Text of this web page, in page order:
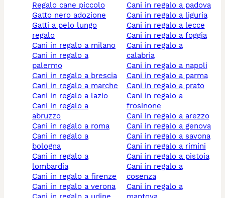
regalo cane piccolo
gatto nero adozione
gatti a pelo lungo
regalo
cani in regalo a milano
cani in regalo a
palermo
cani in regalo a brescia
cani in regalo a marche
cani in regalo a lazio
cani in regalo a
abruzzo
cani in regalo a roma
cani in regalo a
bologna
cani in regalo a
lombardia
cani in regalo a firenze
cani in regalo a verona
cani in regalo a padova
cani in regalo a liguria
cani in regalo a lecce
cani in regalo a foggia
cani in regalo a
calabria
cani in regalo a napoli
cani in regalo a parma
cani in regalo a prato
cani in regalo a
frosinone
cani in regalo a arezzo
cani in regalo a genova
cani in regalo a savona
cani in regalo a rimini
cani in regalo a pistoia
cani in regalo a
cosenza
cani in regalo a